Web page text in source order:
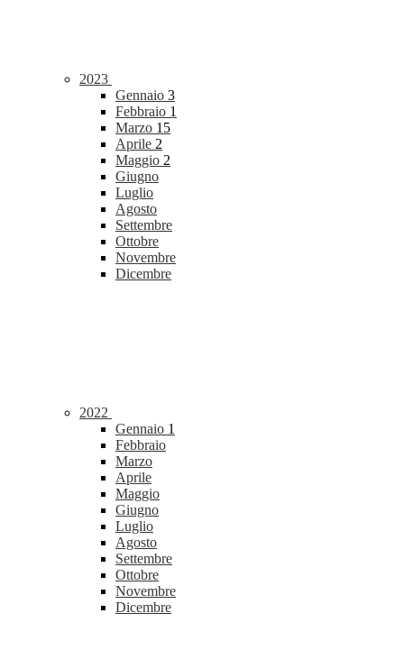
2023
Gennaio 3
Febbraio 1
Marzo 15
Aprile 2
Maggio 2
Giugno
Luglio
Agosto
Settembre
Ottobre
Novembre
Dicembre
2022
Gennaio 1
Febbraio
Marzo
Aprile
Maggio
Giugno
Luglio
Agosto
Settembre
Ottobre
Novembre
Dicembre